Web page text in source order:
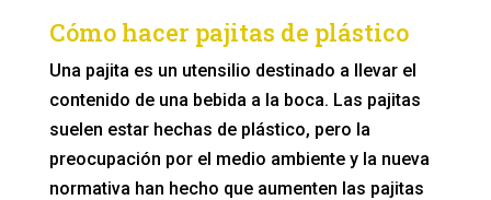
Cómo hacer pajitas de plástico
Una pajita es un utensilio destinado a llevar el
contenido de una bebida a la boca. Las pajitas
suelen estar hechas de plástico, pero la
preocupación por el medio ambiente y la nueva
normativa han hecho que aumenten las pajitas